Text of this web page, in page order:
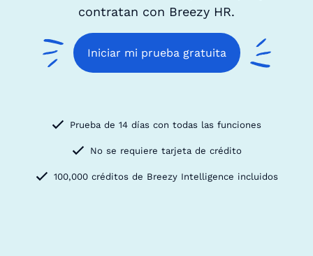
contratan con Breezy HR.
Iniciar mi prueba gratuita
Prueba de 14 días con todas las funciones
No se requiere tarjeta de crédito
100,000 créditos de Breezy Intelligence incluidos